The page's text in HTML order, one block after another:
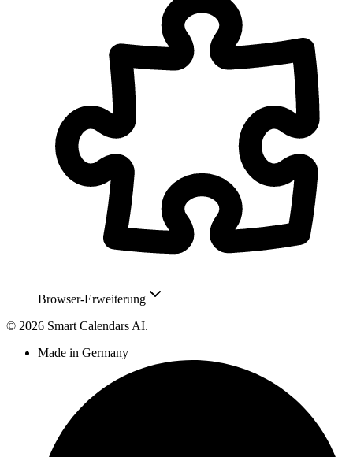
Browser-Erweiterung
© 2026 Smart Calendars AI.
Made in Germany